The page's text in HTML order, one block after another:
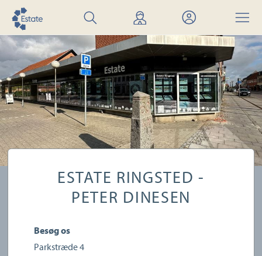
Søg
bolig
Find
mægler
Mit
Estate
Menu
ESTATE RINGSTED -
PETER DINESEN
Besøg os
Parkstræde 4